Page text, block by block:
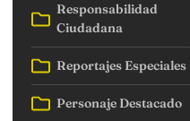
Responsabilidad
Ciudadana
Reportajes Especiales
Personaje Destacado